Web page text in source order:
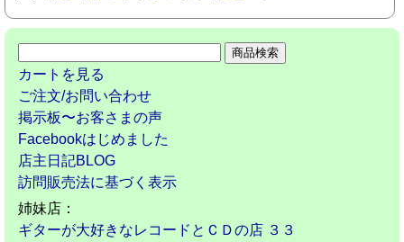
カートを見る
ご注文/お問い合わせ
掲示板〜お客さまの声
Facebookはじめました
店主日記BLOG
訪問販売法に基づく表示
姉妹店：
ギターが大好きなレコードとＣＤの店 ３３